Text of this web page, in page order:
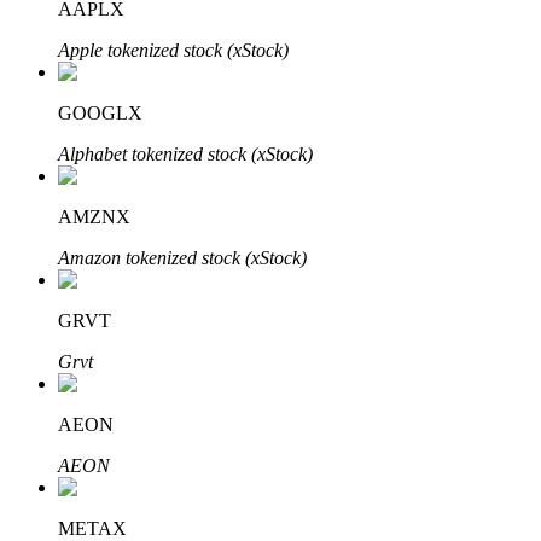
Blokady BTR
Ekskluzywne inwestycje dla posiadaczy BTR
Pożyczki
AAPLX
Apple tokenized stock (xStock)
GOOGLX
Alphabet tokenized stock (xStock)
AMZNX
Amazon tokenized stock (xStock)
GRVT
Grvt
AEON
AEON
METAX